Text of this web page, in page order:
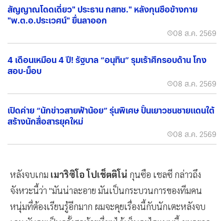
สัญญาณโดดเดี่ยว" ประธาน กสทช." หลังกุนซือข้างกาย
"พ.ต.อ.ประเวศน์" ยื่นลาออก
08 ส.ค. 2569
4 เดือนเหมือน 4 ปี! รัฐบาล “อนุทิน” รุมเร้าศึกรอบด้าน โกง
สอบ-ม็อบ
08 ส.ค. 2569
เปิดค่าย “นักข่าวสายฟ้าน้อย” รุ่นพิเศษ ปั้นเยาวชนชายแดนใต้
สร้างนักสื่อสารยุคใหม่
08 ส.ค. 2569
หลังจบเกม เมาริซิโอ โปเช็ตติโน่ กุนซือ เชลซี กล่าวถึง
จังหวะนี้ว่า "มันน่าละอาย มันเป็นกระบวนการของทีมคน
หนุ่มที่ต้องเรียนรู้อีกมาก ผมจะคุยเรื่องนี้กับนักเตะหลังจบ